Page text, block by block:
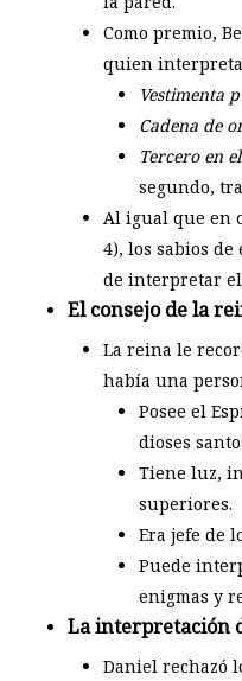
Como premio,
quien
Vestimenta
Cadena de
Tercero en
segundo,
Al igual que en
4), los sabios
de interpretar el
El consejo de la
La reina le
había una
Posee el
dioses
Tiene luz,
superiores.
Era jefe de
Puede
enigmas y
La interpretación
Daniel rechazó